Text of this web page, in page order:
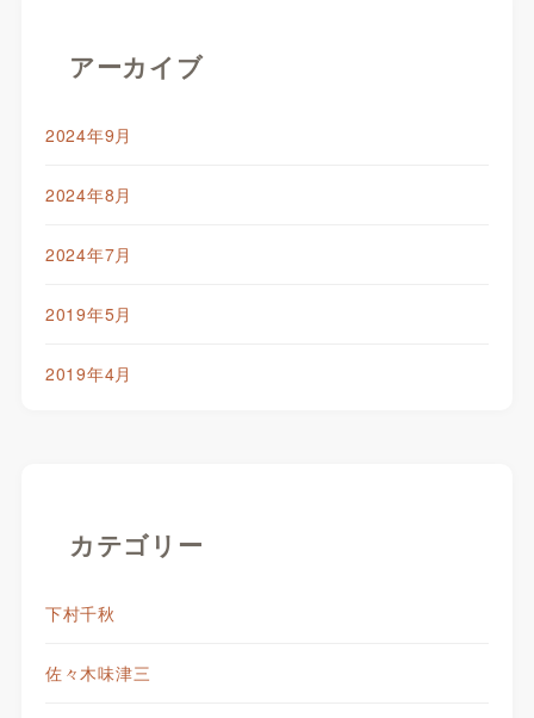
アーカイブ
2024年9月
2024年8月
2024年7月
2019年5月
2019年4月
カテゴリー
下村千秋
佐々木味津三